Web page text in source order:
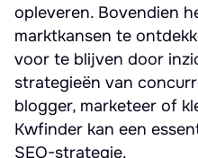
opleveren. Bovendien
marktkansen te
voor te blijven door
strategieën van
blogger, marketeer of
Kwfinder kan een
SEO-strategie.